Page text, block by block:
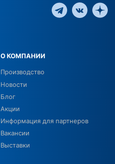
О КОМПАНИИ
Производство
Новости
Блог
Акции
Информация для партнеров
Вакансии
Выставки